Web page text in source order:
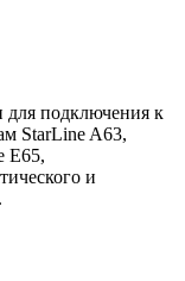
для подключения к
StarLine A63,
E65,
и